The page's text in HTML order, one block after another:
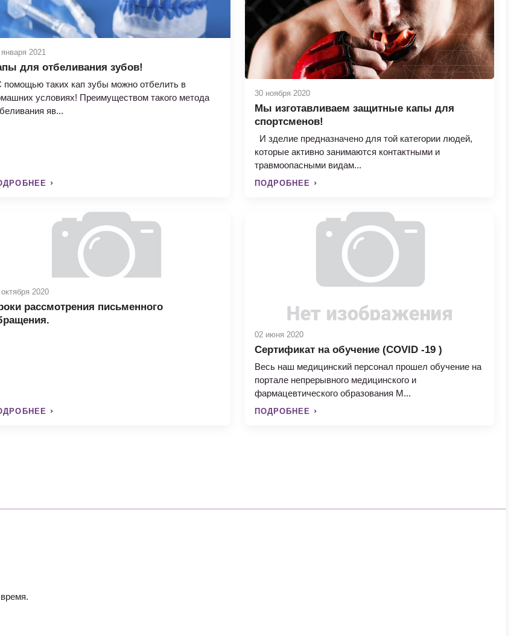
января 2021
для отбеливания зубов!
помощью таких кап зубы можно отбелить в
условиях! Преимуществом такого метода
яв...
30 ноября 2020
Мы изготавливаем защитные капы для
спортсменов!
И зделие предназначено для той категории людей,
которые активно занимаются контактными и
травмоопасными видам...
ПОДРОБНЕЕ
2020
рассмотрения письменного
02 июня 2020
Сертификат на обучение (COVID -19 )
Весь наш медицинский персонал прошел обучение на
портале непрерывного медицинского и
фармацевтического образования М...
ПОДРОБНЕЕ